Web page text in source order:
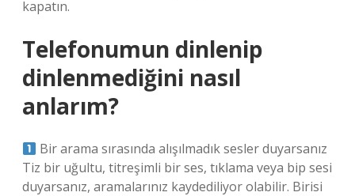
kapatın.
Telefonumun dinlenip
dinlenmediğini nasıl
anlarım?
Bir arama sırasında alışılmadık sesler duyarsanız
Tiz bir uğultu, titreşimli bir ses, tıklama veya bip sesi
duyarsanız, aramalarınız kaydediliyor olabilir. Birisi